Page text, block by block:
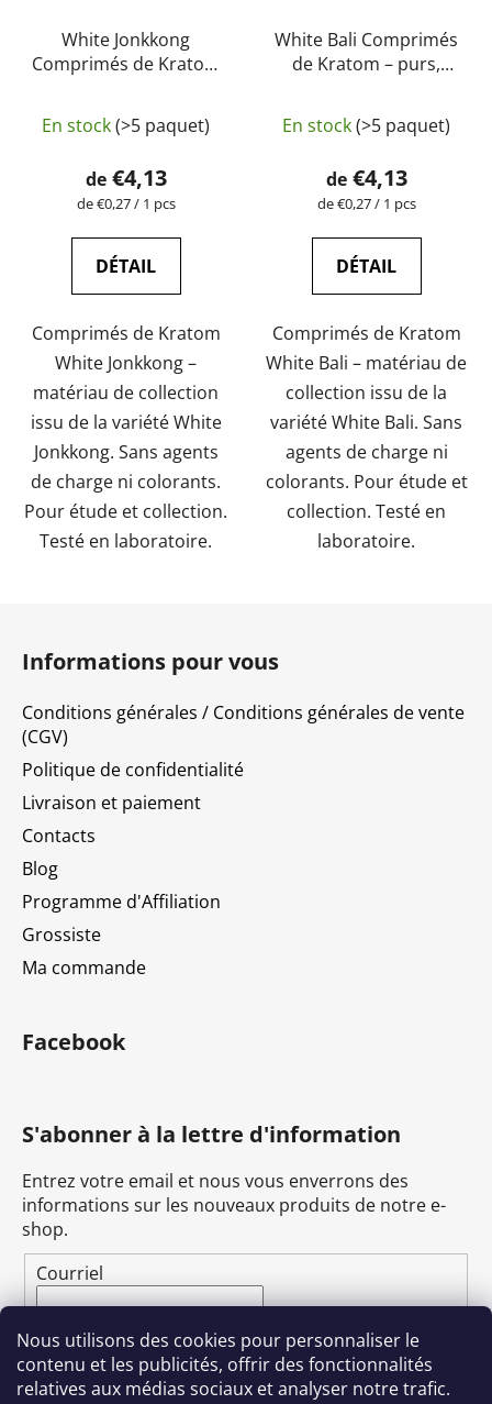
Nous utilisons des cookies pour personnaliser le
contenu et les publicités, offrir des fonctionnalités
relatives aux médias sociaux et analyser notre trafic.
White Jonkkong
Comprimés de Kratom
en laboratoire |
GreenGuru
En stock(>5 paquet)
de€4,13
Prix
la
mesure:
de €0,27 / 1 pcs
DÉTAIL
Comprimés de Kratom
White Jonkkong –
matériau de collection
issu de la variété White
Jonkkong. Sans agents
de charge ni colorants.
Pour étude et collection.
Testé en laboratoire.
White Bali Comprimés
de Kratom – purs,
laboratoire |
GreenGuru
En stock(>5 paquet)
de€4,13
Prix
la
mesure:
de €0,27 / 1 pcs
DÉTAIL
Comprimés de Kratom
White Bali – matériau de
collection issu de la
variété White Bali. Sans
agents de charge ni
colorants. Pour étude et
collection. Testé en
laboratoire.
Informations pour vous
Conditions générales / Conditions générales de vente
(CGV)
Politique de confidentialité
Livraison et paiement
Contacts
Blog
Programme d'Affiliation
Grossiste
Ma commande
Facebook
S'abonner à la lettre d'information
Entrez votre email et nous vous enverrons des
informations sur les nouveaux produits de notre e-
shop.
Courriel
En renseignant votre e-mail, vous acceptez
la
politique de confidentialité.